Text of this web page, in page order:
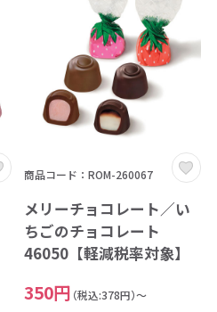
商品コード：ROM-260067
メリーチョコレート／い
ちごのチョコレート
46050【軽減税率対象】
350円 （税込:378円）～